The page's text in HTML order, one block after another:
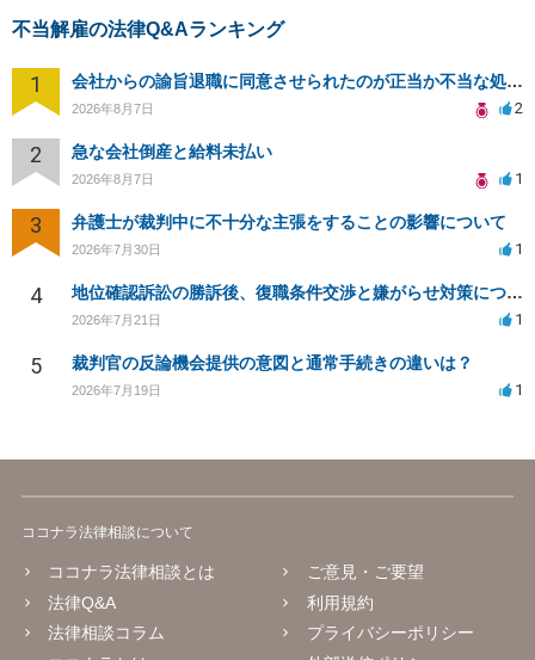
不当解雇の法律Q&Aランキング
1 会社からの諭旨退職に同意させられたのが正当か不当な処分かどうか教えてほしい
2026年8月7日 2
2 急な会社倒産と給料未払い
2026年8月7日 1
3 弁護士が裁判中に不十分な主張をすることの影響について
2026年7月30日 1
4 地位確認訴訟の勝訴後、復職条件交渉と嫌がらせ対策について
2026年7月21日 1
5 裁判官の反論機会提供の意図と通常手続きの違いは？
2026年7月19日 1
ココナラ法律相談について
ココナラ法律相談とは
法律Q&A
法律相談コラム
ご意見・ご要望
利用規約
プライバシーポリシー